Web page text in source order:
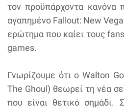
τον προϋπάρχοντα κανόνα
αγαπημένο Fallout: New
ερώτημα που καίει τους
games.
Γνωρίζουμε ότι ο Walton
The Ghoul) θεωρεί τη νέα
που είναι θετικό σημάδι.